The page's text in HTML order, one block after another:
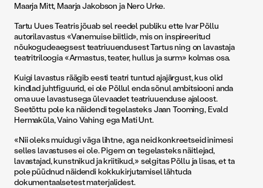
Maarja Mitt, Maarja Jakobson ja Nero Urke.
Tartu Uues Teatris jõuab sel reedel publiku ette Ivar Põllu
autorilavastus «Vanemuise biitlid», mis on inspireeritud
nõukogudeaegsest teatriuuendusest Tartus ning on lavastaja
teatritriloogia «Armastus, teater, hullus ja surm» kolmas osa.
Kuigi lavastus räägib eesti teatri tuntud ajajärgust, kus olid
kindlad juhtfiguurid, ei ole Põllul enda sõnul ambitsiooni anda
oma uue lavastusega ülevaadet teatriuuenduse ajaloost.
Seetõttu pole ka näidendi tegelasteks Jaan Tooming, Evald
Hermaküla, Vaino Vahing ega Mati Unt.
«Nii oleks muidugi väga lihtne, aga neid konkreetseid inimesi
selles lavastuses ei ole. Pigem on tegelasteks näitlejad,
lavastajad, kunstnikud ja kriitikud,» selgitas Põllu ja lisas, et ta
pole püüdnud näidendi kokkukirjutamisel lähtuda
dokumentaalsetest materjalidest.